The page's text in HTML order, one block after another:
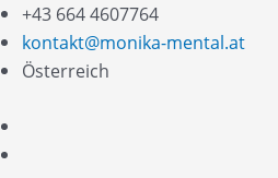
Zum
Inhalt
springen
+43 664 4607764
kontakt@monika-mental.at
Österreich